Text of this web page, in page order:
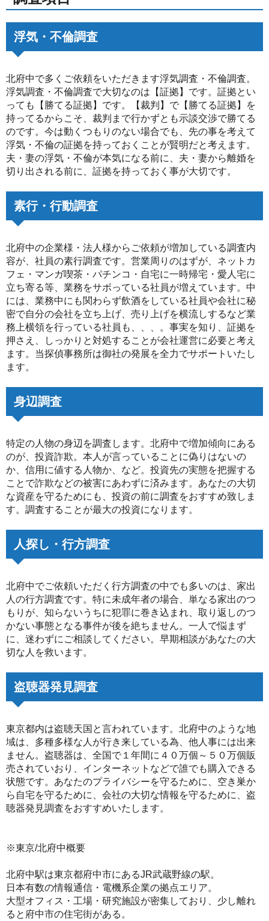
浮気・不倫調査
北府中で多くご依頼をいただきます浮気調査・不倫調査。
浮気調査・不倫調査で大切なのは【証拠】です。証拠とい
っても【勝てる証拠】です。【裁判】で【勝てる証拠】を
持ってるからこそ、裁判まで行かずとも示談交渉で勝てる
のです。今は動くつもりのない場合でも、先の事を考えて
浮気・不倫の証拠を持っておくことが賢明だと考えます。
夫・妻の浮気・不倫が本気になる前に、夫・妻から離婚を
切り出される前に、証拠を持っておく事が大切です。
素行・行動調査
北府中の企業様・法人様からご依頼が増加している調査内
容が、社員の素行調査です。営業周りのはずが、ネットカ
フェ・マンガ喫茶・パチンコ・自宅に一時帰宅・愛人宅に
立ち寄る等、業務をサボっている社員が増えています。中
には、業務中にも関わらず飲酒をしている社員や会社に秘
密で自分の会社を立ち上げ、売り上げを横流しするなど業
務上横領を行っている社員も、、、。事実を知り、証拠を
押さえ、しっかりと対処することが会社運営に必要と考え
ます。当探偵事務所は御社の発展を全力でサポートいたし
ます。
身辺調査
特定の人物の身辺を調査します。北府中で増加傾向にある
のが、投資詐欺。本人が言っていることに偽りはないの
か、信用に値する人物か、など。投資先の実態を把握する
ことで詐欺などの被害にあわずに済みます。あなたの大切
な資産を守るためにも、投資の前に調査をおすすめ致しま
す。調査することが最大の投資になります。
人探し・行方調査
北府中でご依頼いただく行方調査の中でも多いのは、家出
人の行方調査です。特に未成年者の場合、単なる家出のつ
もりが、知らないうちに犯罪に巻き込まれ、取り返しのつ
かない事態となる事件が後を絶ちません。一人で悩まず
に、迷わずにご相談してください。早期相談があなたの大
切な人を救います。
盗聴器発見調査
東京都内は盗聴天国と言われています。北府中のような地
域は、多種多様な人が行き来している為、他人事には出来
ません。盗聴器は、全国で１年間に４０万個～５０万個販
売されていおり、インターネットなどで誰でも購入できる
状態です。あなたのプライバシーを守るために、空き巣か
ら自宅を守るために、会社の大切な情報を守るために、盗
聴器発見調査をおすすめいたします。
※東京/北府中概要
北府中駅は東京都府中市にあるJR武蔵野線の駅。
日本有数の情報通信・電機系企業の拠点エリア。
大型オフィス・工場・研究施設が密集しており、少し離れ
ると府中市の住宅街がある。